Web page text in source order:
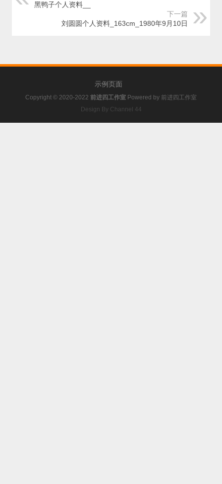
黑鸭子个人资料__
下一篇
刘圆圆个人资料_163cm_1980年9月10日
示例页面
Copyright © 2020-2022 前进四工作室 Powered by 前进四工作室
Design By Channel 44